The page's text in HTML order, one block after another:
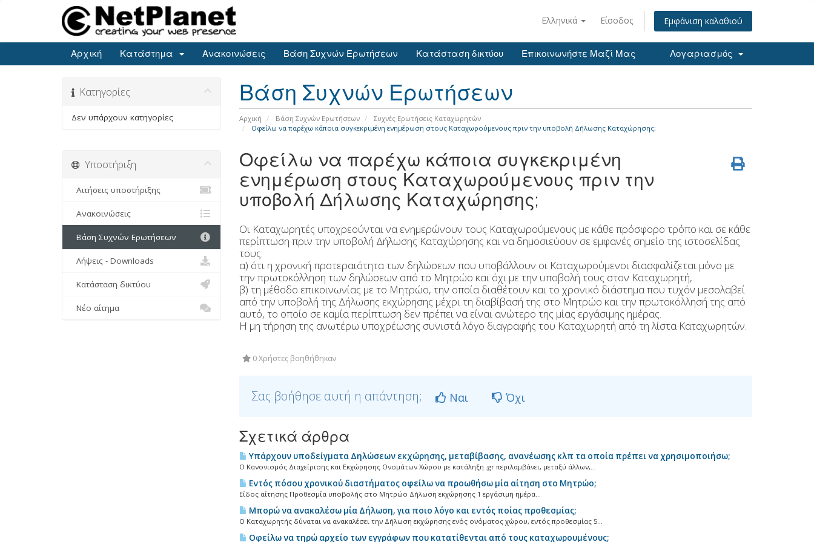
Ελληνικά Είσοδος Εμφάνιση καλαθιού
Αρχική Κατάστημα Ανακοινώσεις Βάση Συχνών Ερωτήσεων Κατάσταση δικτύου Επικοινωνήστε Μαζί Μας Λογαριασμός
Βάση Συχνών Ερωτήσεων
Αρχική Βάση Συχνών Ερωτήσεων
Συχνές Ερωτήσεις Καταχωρητών
Οφείλω να παρέχω κάποια συγκεκριμένη ενημέρωση στους Καταχωρούμενους πριν την υποβολή Δήλωσης Καταχώρησης;
Κατηγορίες
Δεν υπάρχουν κατηγορίες
Οφείλω να παρέχω κάποια συγκεκριμένη
ενημέρωση στους Καταχωρούμενους πριν την
υποβολή Δήλωσης Καταχώρησης;
Οι Καταχωρητές υποχρεούνται να ενημερώνουν τους Καταχωρούμενους με κάθε πρόσφορο τρόπο και σε κάθε
περίπτωση πριν την υποβολή Δήλωσης Καταχώρησης και να δημοσιεύουν σε εμφανές σημείο της ιστοσελίδας
τους:
α) ότι η χρονική προτεραιότητα των δηλώσεων που υποβάλλουν οι Καταχωρούμενοι διασφαλίζεται μόνο με
την πρωτοκόλληση των δηλώσεων από το Μητρώο και όχι με την υποβολή τους στον Καταχωρητή,
β) τη μέθοδο επικοινωνίας με το Μητρώο, την οποία διαθέτουν και το χρονικό διάστημα που τυχόν μεσολαβεί
από την υποβολή της Δήλωσης εκχώρησης μέχρι τη διαβίβασή της στο Μητρώο και την πρωτοκόλλησή της από
αυτό, το οποίο σε καμία περίπτωση δεν πρέπει να είναι ανώτερο της μίας εργάσιμης ημέρας.
Η μη τήρηση της ανωτέρω υποχρέωσης συνιστά λόγο διαγραφής του Καταχωρητή από τη λίστα Καταχωρητών.
0 Χρήστες βοηθήθηκαν
Σας βοήθησε αυτή η απάντηση; Ναι Όχι
Σχετικά άρθρα
Υπάρχουν υποδείγματα Δηλώσεων εκχώρησης, μεταβίβασης, ανανέωσης κλπ τα οποία πρέπει να χρησιμοποιήσω;
Ο Κανονισμός Διαχείρισης και Εκχώρησης Ονομάτων Χώρου με κατάληξη .gr περιλαμβάνει, μεταξύ άλλων,...
Εντός πόσου χρονικού διαστήματος οφείλω να προωθήσω μία αίτηση στο Μητρώο;
Είδος αίτησης Προθεσμία υποβολής στο Μητρώο Δήλωση εκχώρησης 1 εργάσιμη ημέρα...
Μπορώ να ανακαλέσω μία Δήλωση, για ποιο λόγο και εντός ποίας προθεσμίας;
Ο Καταχωρητής δύναται να ανακαλέσει την Δήλωση εκχώρησης ενός ονόματος χώρου, εντός προθεσμίας 5...
Οφείλω να τηρώ αρχείο των εγγράφων που κατατίθενται από τους καταχωρουμένους;
Υποστήριξη
Αιτήσεις υποστήριξης
Ανακοινώσεις
Βάση Συχνών Ερωτήσεων
Λήψεις - Downloads
Κατάσταση δικτύου
Νέο αίτημα